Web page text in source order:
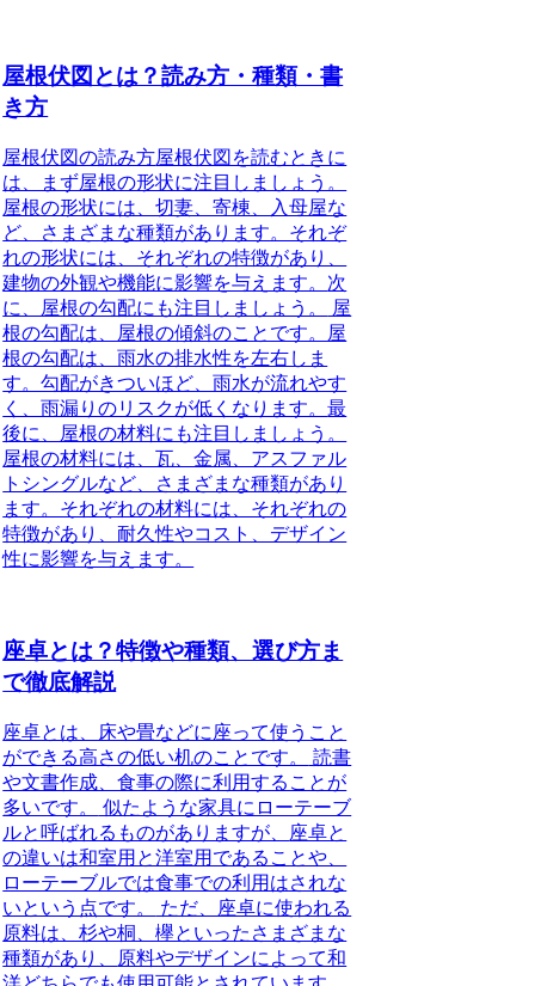
屋根伏図とは？読み方・種類・書
き方
屋根伏図の読み方屋根伏図を読むときに
は、まず屋根の形状に注目しましょう。
屋根の形状には、切妻、寄棟、入母屋な
ど、さまざまな種類があります。それぞ
れの形状には、それぞれの特徴があり、
建物の外観や機能に影響を与えます。 次
に、屋根の勾配にも注目しましょう。
屋
根の勾配は、屋根の傾斜のことです。屋
根の勾配は、雨水の排水性を左右しま
す。勾配がきついほど、雨水が流れやす
く、雨漏りのリスクが低くなります。最
後に、屋根の材料にも注目しましょう。
屋根の材料には、瓦、金属、アスファル
トシングルなど、さまざまな種類があり
ます。それぞれの材料には、それぞれの
特徴があり、耐久性やコスト、デザイン
性に影響を与えます。
座卓とは？特徴や種類、選び方ま
で徹底解説
座卓とは、床や畳などに座って使うこと
ができる高さの低い机のことです。
読書
や文書作成、食事の際に利用することが
多いです。
似たような家具にローテーブ
ルと呼ばれるものがありますが、
座卓と
の違いは和室用と洋室用であることや、
ローテーブルでは食事での利用はされな
いという点です。
ただ、座卓に使われる
原料は、杉や桐、欅といったさまざまな
種類があり、
原料やデザインによって和